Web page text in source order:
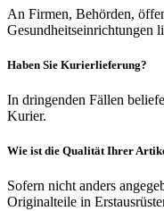
An Firmen, Behörden,
Gesundheitseinrichtungen
Haben Sie Kurierlieferung?
In dringenden Fällen
Kurier.
Wie ist die Qualität Ihrer
Sofern nicht anders
Originalteile in